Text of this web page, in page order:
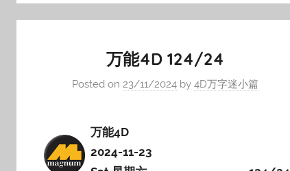
万能4D 124/24
Posted on 23/11/2024by 4D万字迷小篇
万能4D
2024-11-23